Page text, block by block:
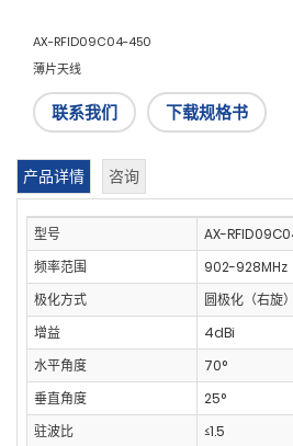
AX-RFID09C04-450
薄片天线
联系我们 下载规格书
产品详情 咨询
型号
AX-
频率范围
902-928MHz
极化方式
圆极化（右旋）
增益
4dBi
水平角度
70°
垂直角度
25°
驻波比
≤1.5